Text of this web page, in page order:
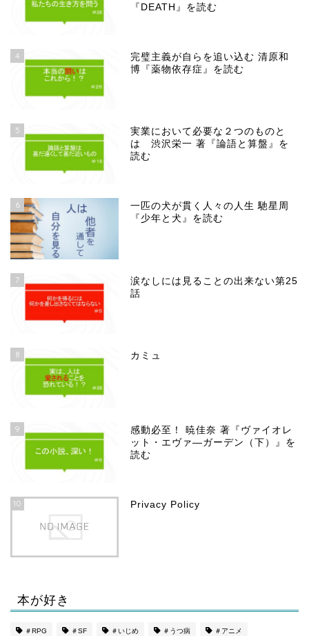
『DEATH』を読む
4
完璧主義が自らを追い込む 清原和
博『薬物依存症』を読む
5
実業において必要な２つのものと
は 渋沢栄一 著『論語と算盤』を
読む
6
一匹の犬が貫く人々の人生 馳星周
『少年と犬』を読む
7
涙なしには見ることの出来ない第25
話
8 カミュ
9
感動必至！ 暁佳奈 著『ヴァイオレ
ット・エヴァ―ガーデン（下）』を
読む
10 Privacy Policy
本が好き
＃RPG ＃SF ＃いじめ ＃うつ病 ＃アニメ